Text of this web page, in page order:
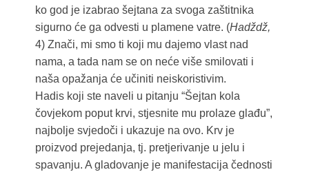
ko god je izabrao šejtana za svoga zaštitnika
sigurno će ga odvesti u plamene vatre. (Hadždž,
4) Znači, mi smo ti koji mu dajemo vlast nad
nama, a tada nam se on neće više smilovati i
naša opažanja će učiniti neiskoristivim.
Hadis koji ste naveli u pitanju “Šejtan kola
čovjekom poput krvi, stjesnite mu prolaze glađu”,
najbolje svjedoči i ukazuje na ovo. Krv je
proizvod prejedanja, tj. pretjerivanje u jelu i
spavanju. A gladovanje je manifestacija čednosti